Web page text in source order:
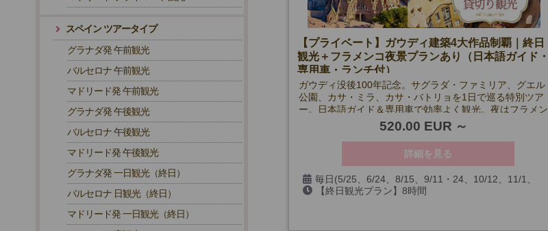
【プライベート】ガウディ建築4大作品制覇｜終日
観光＋フラメンコ夜景プランあり（日本語ガイド・
専用車・ランチ付）
ガウディ没後100年記念。サグラダ・ファミリア、グエル
公園、カサ・ミラ、カサ・バトリョを1日で巡る特別ツア
ー。日本語ガイド＆専用車で効率よく観光。夜はフラメン
コ＆ライトアップ鑑賞付きプランも選択可能。
520.00 EUR
詳細を見る
毎日(5/25、6/24、8/15、9/11・24、10/12、11/1、
12/6・8・24・25・26・31、1/1・6、およびサグラダ・
【終日観光プラン】8時間
スペイン ツアータイプ
グラナダ発 午前観光
バルセロナ 午前観光
マドリード発 午前観光
グラナダ発 午後観光
バルセロナ 午後観光
マドリード発 午後観光
グラナダ発 一日観光（終日）
バルセロナ 日観光（終日）
マドリード発 一日観光（終日）